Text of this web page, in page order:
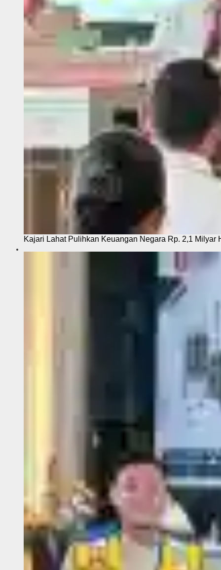
Kajari Lahat Pulihkan Keuangan Negara Rp. 2,1 Milyar